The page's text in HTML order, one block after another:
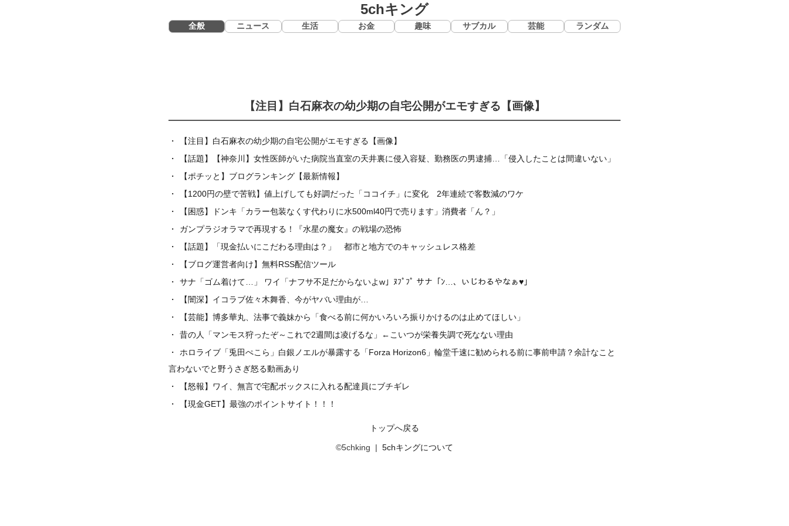
5chキング
全般 ニュース 生活 お金 趣味 サブカル 芸能 ランダム
【注目】白石麻衣の幼少期の自宅公開がエモすぎる【画像】
【注目】白石麻衣の幼少期の自宅公開がエモすぎる【画像】
【話題】【神奈川】女性医師がいた病院当直室の天井裏に侵入容疑、勤務医の男逮捕…「侵入したことは間違いない」
【ポチッと】ブログランキング【最新情報】
【1200円の壁で苦戦】値上げしても好調だった「ココイチ」に変化 2年連続で客数減のワケ
【困惑】ドンキ「カラー包装なくす代わりに水500ml40円で売ります」消費者「ん？」
ガンプラジオラマで再現する！『水星の魔女』の戦場の恐怖
【話題】「現金払いにこだわる理由は？」 都市と地方でのキャッシュレス格差
【ブログ運営者向け】無料RSS配信ツール
サナ「ゴム着けて…」 ワイ「ナフサ不足だからないよw」ﾇﾌﾟﾌﾟ サナ「ﾝ…、いじわるやなぁ♥」
【闇深】イコラブ佐々木舞香、今がヤバい理由が…
【芸能】博多華丸、法事で義妹から「食べる前に何かいろいろ振りかけるのは止めてほしい」
昔の人「マンモス狩ったぞ～これで2週間は凌げるな」←こいつが栄養失調で死なない理由
ホロライブ「兎田ぺこら」白銀ノエルが暴露する「Forza Horizon6」輪堂千速に勧められる前に事前申請？余計なこと
言わないでと野うさぎ怒る動画あり
【怒報】ワイ、無言で宅配ボックスに入れる配達員にブチギレ
【現金GET】最強のポイントサイト！！！
トップへ戻る
©5chking | 5chキングについて